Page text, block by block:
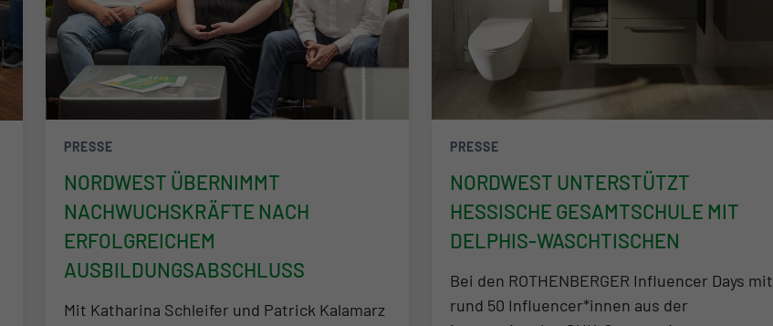
PRESSE
NORDWEST ÜBERNIMMT
NACHWUCHSKRÄFTE NACH
ERFOLGREICHEM
AUSBILDUNGSABSCHLUSS
Mit Katharina Schleifer und Patrick Kalamarz
PRESSE
NORDWEST UNTERSTÜTZT
HESSISCHE GESAMTSCHULE MIT
DELPHIS-WASCHTISCHEN
Bei den ROTHENBERGER Influencer Days mit
rund 50 Influencer*innen aus der